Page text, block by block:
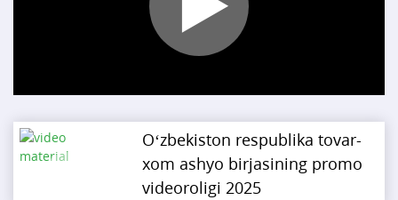
Play
O‘zbekiston respublika tovar-
xom ashyo birjasining promo
videoroligi 2025